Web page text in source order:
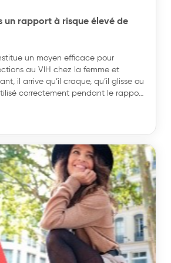
un rapport à risque élevé de
un moyen efficace pour
au VIH chez la femme et
il arrive qu’il craque, qu’il glisse ou
correctement pendant le rapport
humaine) lors d’un rapport